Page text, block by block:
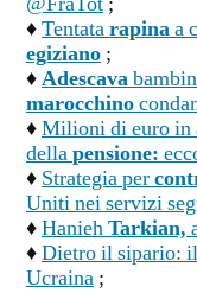
♦Tentatarapinaa
egiziano ;
♦Adescava
marocchino
♦Milioni di euro in
dellapensione:
♦ Strategia per
Uniti nei servizi
♦HaniehTarkian,
♦Dietro il sipario: il
Ucraina ;